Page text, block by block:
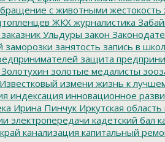
с животными жестокость
ЖКХ журналистика
заказник Ульдуры закон
заморозки занятость запись в
защита
Золотухин золотые медалисты
Известковый измени жизнь к
индексация инновационное
Ирина Пинчук Иркутская область
электропередачи кадетский бал
канализация капитальный